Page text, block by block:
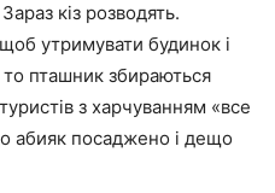
кіз розводять.
утримувати будинок і
то пташник збираються
з харчуванням «все
абияк посаджено і дещо